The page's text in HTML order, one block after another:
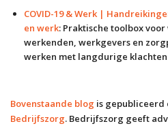
COVID-19 & Werk |
en werk: Praktische toolbox
werkenden, werkgevers en
werken met langdurige klachten
Bovenstaande blog is gepubliceerd
Bedrijfszorg. Bedrijfszorg geeft